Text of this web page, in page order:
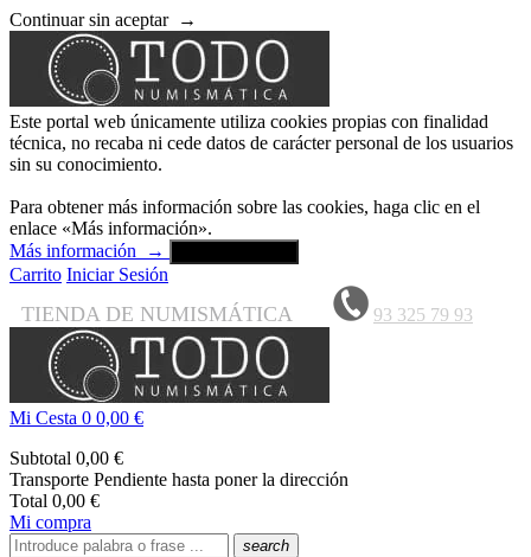
Continuar sin aceptar →
Este portal web únicamente utiliza cookies propias con finalidad
técnica, no recaba ni cede datos de carácter personal de los usuarios
sin su conocimiento.
Para obtener más información sobre las cookies, haga clic en el
enlace «Más información».
Más información
→
Carrito Iniciar Sesión
TIENDA DE NUMISMÁTICA 93 325 79 93
Mi Cesta 0 0,00 €
Subtotal 0,00 €
Transporte Pendiente hasta poner la dirección
Total 0,00 €
Mi compra
search